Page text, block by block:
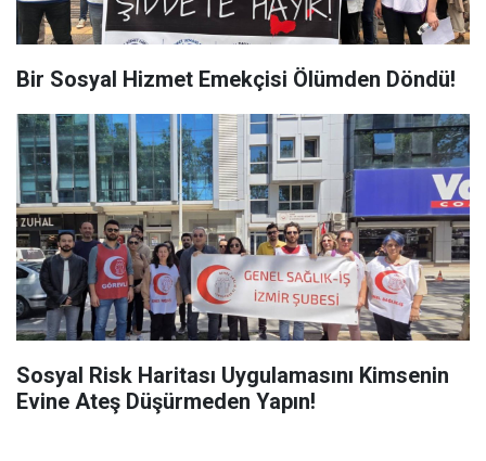
Bir Sosyal Hizmet Emekçisi Ölümden Döndü!
Sosyal Risk Haritası Uygulamasını Kimsenin
Evine Ateş Düşürmeden Yapın!